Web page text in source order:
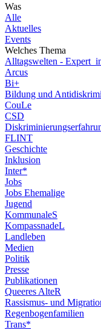
Was
Alle
Aktuelles
Events
Welches Thema
Alltagswelten -
Arcus
Bi+
Bildung und
CouLe
CSD
FLINT
Geschichte
Inklusion
Inter*
Jobs
Jobs Ehemalige
Jugend
KommunaleS
KompassnadeL
Landleben
Medien
Politik
Presse
Publikationen
Queeres AlteR
Rassismus- und
Regenbogenfamilien
Trans*